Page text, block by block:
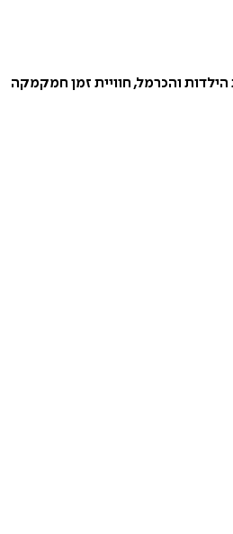
הילדות והכרמל, חוויית זמן חמקמקה